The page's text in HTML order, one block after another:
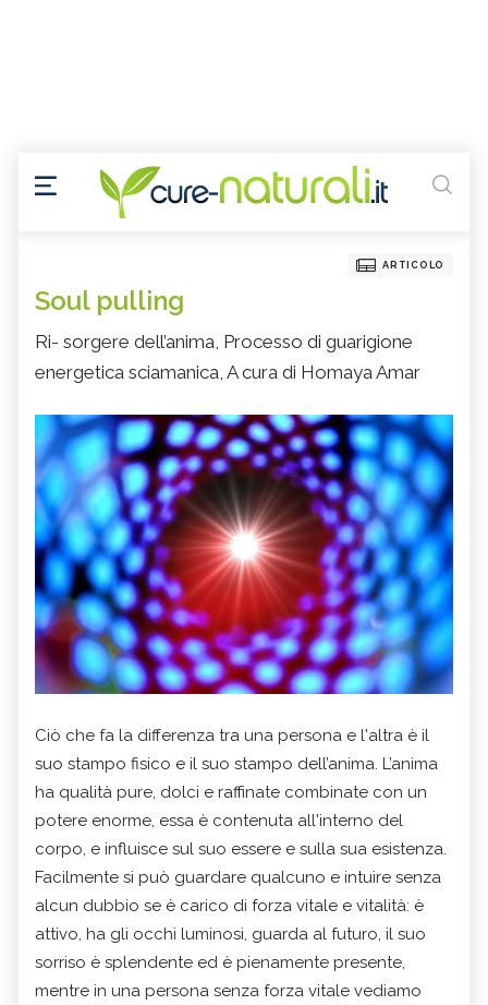
ARTICOLO
Soul pulling
Ri- sorgere dell’anima, Processo di guarigione
energetica sciamanica, A cura di Homaya Amar
Ciò che fa la differenza tra una persona e l'altra è il
suo stampo fisico e il suo stampo dell’anima. L’anima
ha qualità pure, dolci e raffinate combinate con un
potere enorme, essa è contenuta all'interno del
corpo, e influisce sul suo essere e sulla sua esistenza.
Facilmente si può guardare qualcuno e intuire senza
alcun dubbio se è carico di forza vitale e vitalità: è
attivo, ha gli occhi luminosi, guarda al futuro, il suo
sorriso è splendente ed è pienamente presente,
mentre in una persona senza forza vitale vediamo